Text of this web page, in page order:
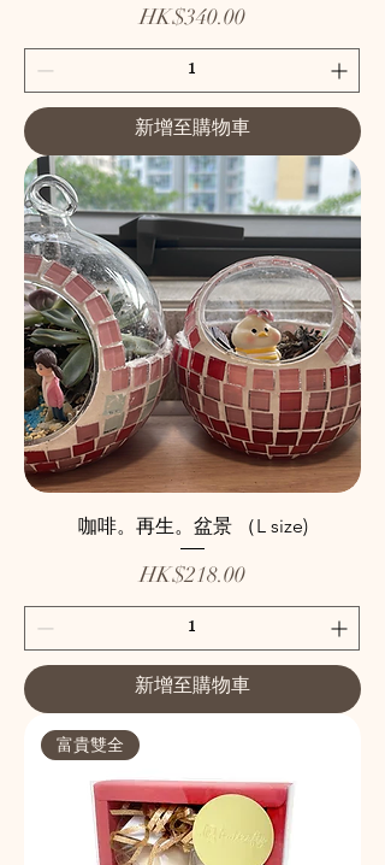
價格
HK$340.00
新增至購物車
咖啡。再生。盆景 （L size)
價格
HK$218.00
新增至購物車
富貴雙全